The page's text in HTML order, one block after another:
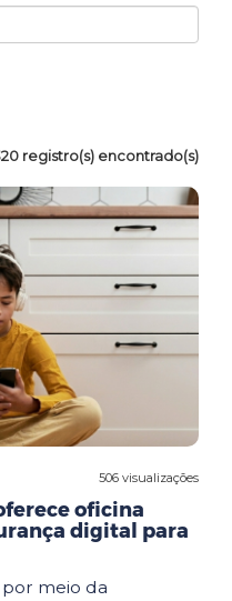
registro(s) encontrado(s)
506 visualizações
oficina
digital para
meio da